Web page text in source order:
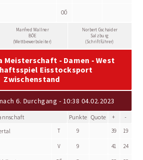
OÖ
Manfred Wallner
BÖE
(Wettbewerbsleiter)
Norbert Gschaider
Salzburg
(Schriftführer)
Meisterschaft - Damen - West
Eisstocksport
Zwischenstand
6. Durchgang - 10:38 04.02.2023
Punkte Quote + -
T 9 39 19
V 9 41 24